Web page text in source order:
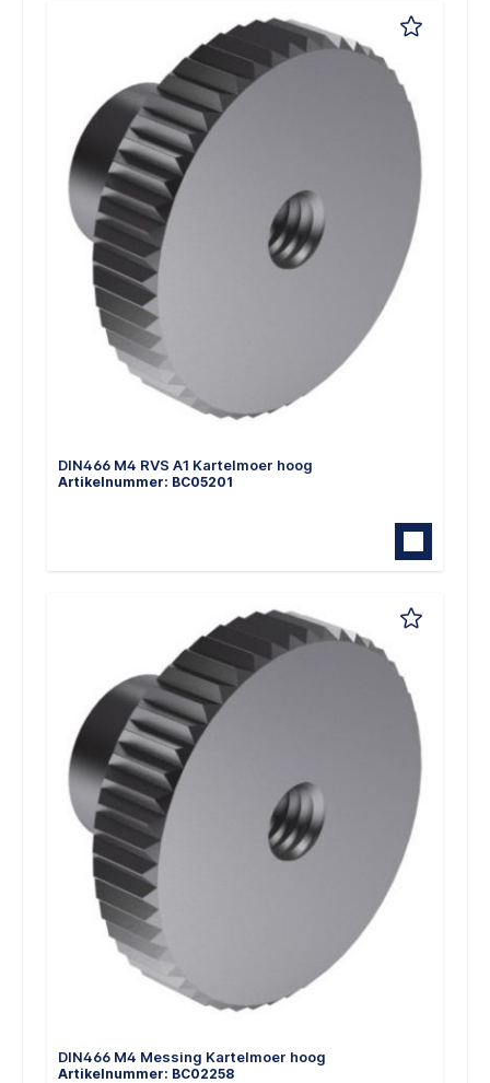
DIN466 M4 RVS A1 Kartelmoer hoog
Artikelnummer: BC05201
DIN466 M4 Messing Kartelmoer hoog
Artikelnummer: BC02258